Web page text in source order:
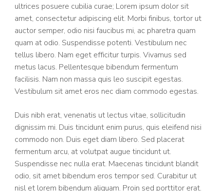
ultrices posuere cubilia curae; Lorem ipsum dolor sit
amet, consectetur adipiscing elit. Morbi finibus, tortor ut
auctor semper, odio nisi faucibus mi, ac pharetra quam
quam at odio. Suspendisse potenti. Vestibulum nec
tellus libero. Nam eget efficitur turpis. Vivamus sed
metus lacus. Pellentesque bibendum fermentum
facilisis. Nam non massa quis leo suscipit egestas.
Vestibulum sit amet eros nec diam commodo egestas.
Duis nibh erat, venenatis ut lectus vitae, sollicitudin
dignissim mi. Duis tincidunt enim purus, quis eleifend nisi
commodo non. Duis eget diam libero. Sed placerat
fermentum arcu, at volutpat augue tincidunt ut.
Suspendisse nec nulla erat. Maecenas tincidunt blandit
odio, sit amet bibendum eros tempor sed. Curabitur ut
nisl et lorem bibendum aliquam. Proin sed porttitor erat.